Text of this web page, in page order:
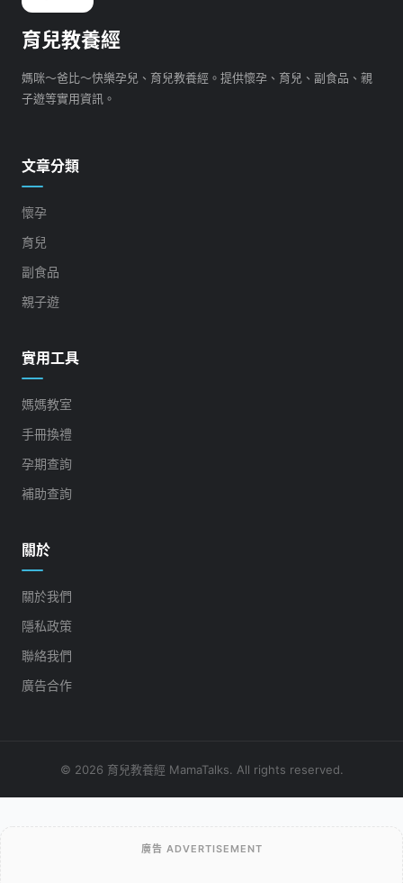
育兒教養經
媽咪～爸比～快樂孕兒、育兒教養經。提供懷孕、育兒、副食品、親
子遊等實用資訊。
文章分類
懷孕
育兒
副食品
親子遊
實用工具
媽媽教室
手冊換禮
孕期查詢
補助查詢
關於
關於我們
隱私政策
聯絡我們
廣告合作
© 2026 育兒教養經 MamaTalks. All rights reserved.
廣告 ADVERTISEMENT